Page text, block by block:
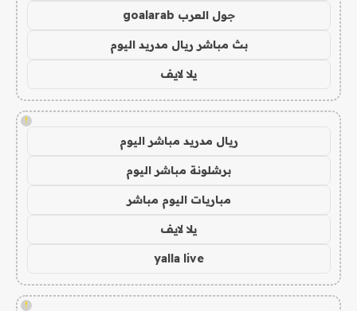
جول العرب goalarab
بث مباشر ريال مدريد اليوم
يلا لايف
!
ريال مدريد مباشر اليوم
برشلونة مباشر اليوم
مباريات اليوم مباشر
يلا لايف
yalla live
!